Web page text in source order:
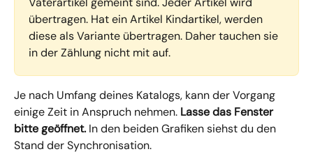
übertragen. Hat ein Artikel Kindartikel, werden
diese als Variante übertragen. Daher tauchen sie
in der Zählung nicht mit auf.
Je nach Umfang deines Katalogs, kann der Vorgang
einige Zeit in Anspruch nehmen. Lasse das Fenster
bitte geöffnet. In den beiden Grafiken siehst du den
Stand der Synchronisation.